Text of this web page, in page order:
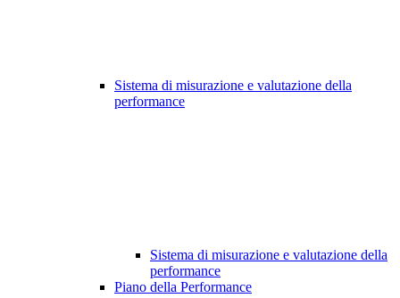
Sistema di misurazione e valutazione della
performance
Sistema di misurazione e valutazione della
performance
Piano della Performance